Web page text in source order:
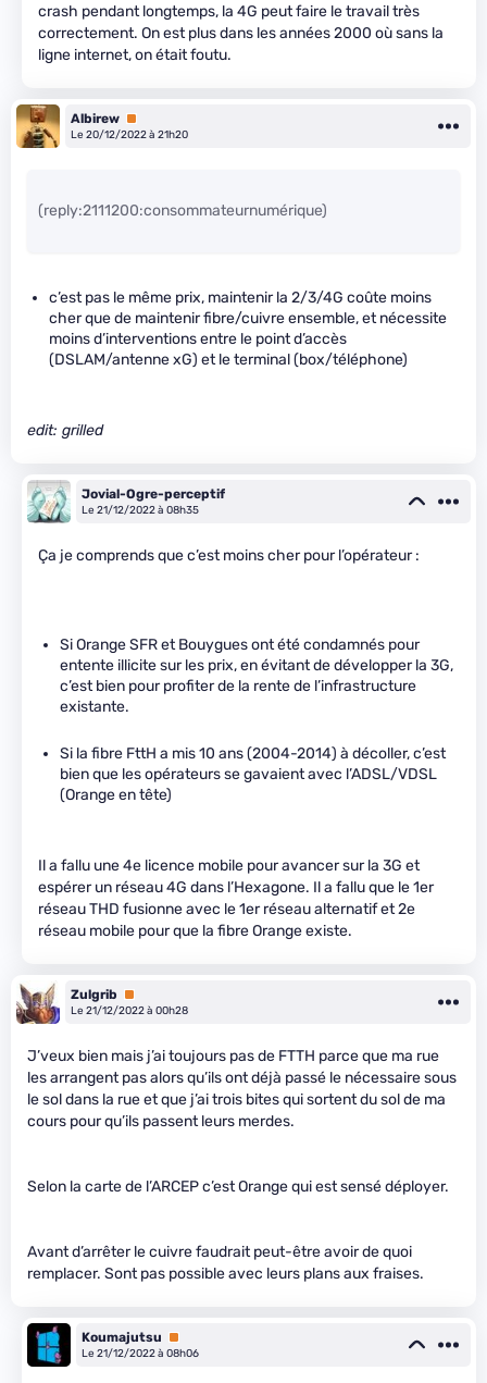
crash pendant longtemps, la 4G peut faire le travail très
correctement. On est plus dans les années 2000 où sans la
ligne internet, on était foutu.
Albirew Premium
Le 20/12/2022 à 21h20
(reply:2111200:consommateurnumérique)
c’est pas le même prix, maintenir la 2/3/4G coûte moins
cher que de maintenir fibre/cuivre ensemble, et nécessite
moins d’interventions entre le point d’accès
(DSLAM/antenne xG) et le terminal (box/téléphone)
edit: grilled
Jovial-Ogre-perceptif
Le 21/12/2022 à 08h35
Ça je comprends que c’est moins cher pour l’opérateur :
Si Orange SFR et Bouygues ont été condamnés pour
entente illicite sur les prix, en évitant de développer la 3G,
c’est bien pour profiter de la rente de l’infrastructure
existante.
Si la fibre FttH a mis 10 ans (2004-2014) à décoller, c’est
bien que les opérateurs se gavaient avec l’ADSL/VDSL
(Orange en tête)
Il a fallu une 4e licence mobile pour avancer sur la 3G et
espérer un réseau 4G dans l’Hexagone. Il a fallu que le 1er
réseau THD fusionne avec le 1er réseau alternatif et 2e
réseau mobile pour que la fibre Orange existe.
Zulgrib
Premium
Le 21/12/2022 à 00h28
J’veux bien mais j’ai toujours pas de FTTH parce que ma rue
les arrangent pas alors qu’ils ont déjà passé le nécessaire sous
le sol dans la rue et que j’ai trois bites qui sortent du sol de ma
cours pour qu’ils passent leurs merdes.
Selon la carte de l’ARCEP c’est Orange qui est sensé déployer.
Avant d’arrêter le cuivre faudrait peut-être avoir de quoi
remplacer. Sont pas possible avec leurs plans aux fraises.
Koumajutsu
Premium
Le 21/12/2022 à 08h06